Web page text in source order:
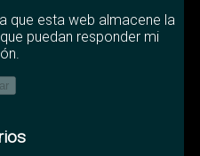
que esta web almacene la
puedan responder mi